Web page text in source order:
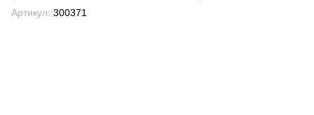
Артикул: 300371